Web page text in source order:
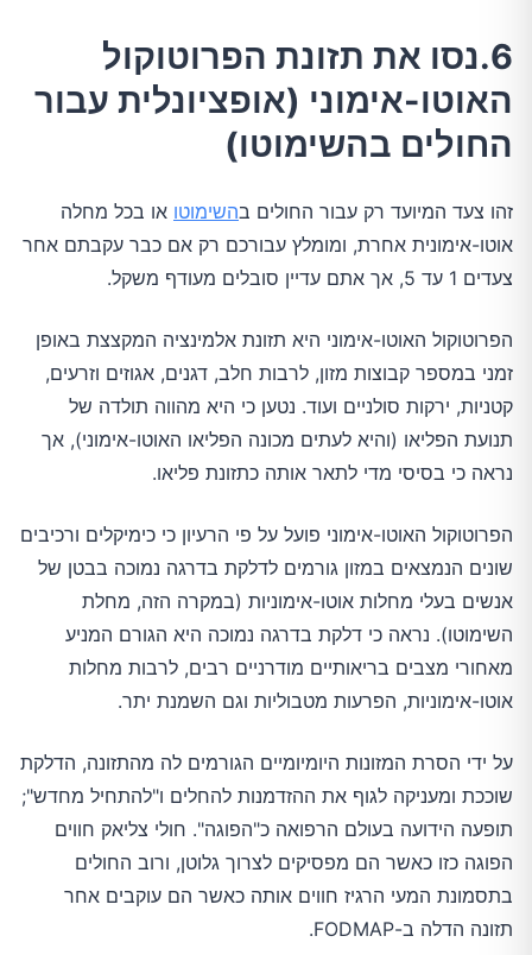
6.נסו את תזונת הפרוטוקול
האוטו-אימוני (אופציונלית עבור
החולים בהשימוטו)
זהו צעד המיועד רק עבור החולים בהשימוטו או בכל מחלה
אוטו-אימונית אחרת, ומומלץ עבורכם רק אם כבר עקבתם אחר
צעדים 1 עד 5, אך אתם עדיין סובלים מעודף משקל.
הפרוטוקול האוטו-אימוני היא תזונת אלמינציה המקצצת באופן
זמני במספר קבוצות מזון, לרבות חלב, דגנים, אגוזים וזרעים,
קטניות, ירקות סולניים ועוד. נטען כי היא מהווה תולדה של
תנועת הפליאו (והיא לעתים מכונה הפליאו האוטו-אימוני), אך
נראה כי בסיסי מדי לתאר אותה כתזונת פליאו.
הפרוטוקול האוטו-אימוני פועל על פי הרעיון כי כימיקלים ורכיבים
שונים הנמצאים במזון גורמים לדלקת בדרגה נמוכה בבטן של
אנשים בעלי מחלות אוטו-אימוניות (במקרה הזה, מחלת
השימוטו). נראה כי דלקת בדרגה נמוכה היא הגורם המניע
מאחורי מצבים בריאותיים מודרניים רבים, לרבות מחלות
אוטו-אימוניות, הפרעות מטבוליות וגם השמנת יתר.
על ידי הסרת המזונות היומיומיים הגורמים לה מהתזונה, הדלקת
שוככת ומעניקה לגוף את ההזדמנות להחלים ו"להתחיל מחדש";
תופעה הידועה בעולם הרפואה כ"הפוגה". חולי צליאק חווים
הפוגה כזו כאשר הם מפסיקים לצרוך גלוטן, ורוב החולים
בתסמונת המעי הרגיז חווים אותה כאשר הם עוקבים אחר
תזונה הדלה ב-FODMAP.